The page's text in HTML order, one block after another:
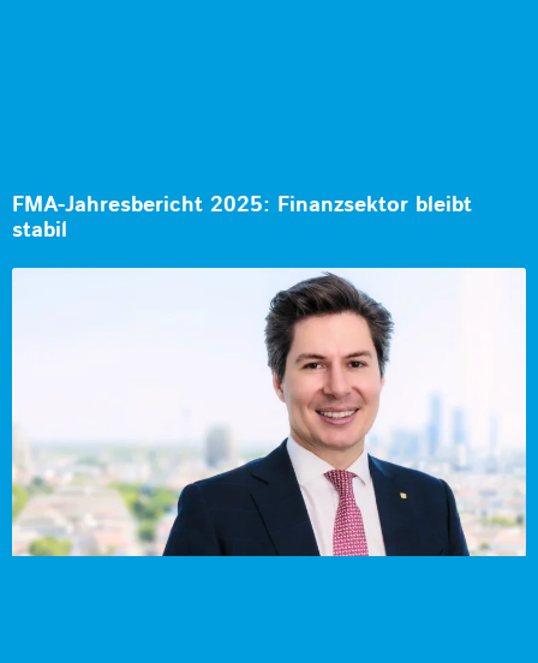
FMA-Jahresbericht 2025: Finanzsektor bleibt
stabil